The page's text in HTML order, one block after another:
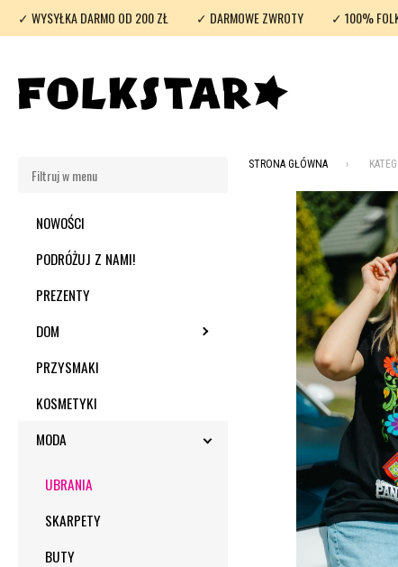
✓ WYSYŁKA DARMO OD 200 ZŁ ✓ DARMOWE ZWROTY ✓ 100%
NOWOŚCI
PODRÓŻUJ Z NAMI!
PREZENTY
DOM
PRZYSMAKI
KOSMETYKI
MODA
UBRANIA
SKARPETY
BUTY
STRONA GŁÓWNA